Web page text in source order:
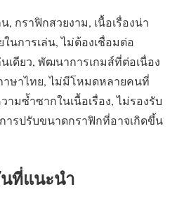
, กราฟิกสวยงาม, เนื้อเรื่องน่า
นการเล่น, ไม่ต้องเชื่อมต่อ
เดียว, พัฒนาการเกมส์ที่ต่อเนื่อง
าษาไทย, ไม่มีโหมดหลายคนที่
ามซ้ำซากในเนื้อเรื่อง, ไม่รองรับ
ารปรับขนาดกราฟิกที่อาจเกิดขึ้น
ที่แนะนำ